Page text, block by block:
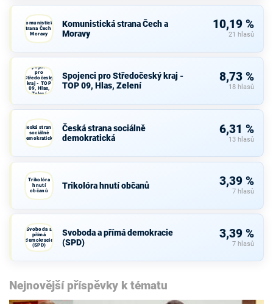
Komunistická
strana Čech a
Moravy
Komunistická strana Čech a
Moravy
10,19 %
21 hlasů
Spojenci
pro
Středočeský
kraj - TOP
09, Hlas,
Zelení
Spojenci pro Středočeský kraj -
TOP 09, Hlas, Zelení
8,73 %
18 hlasů
Česká strana
sociálně
demokratická
Česká strana sociálně
demokratická
6,31 %
13 hlasů
Trikolóra
hnutí
občanů
Trikolóra hnutí občanů 3,39 %
7 hlasů
Svoboda a
přímá
demokracie
(SPD)
Svoboda a přímá demokracie
(SPD)
3,39 %
7 hlasů
Nejnovější příspěvky k tématu